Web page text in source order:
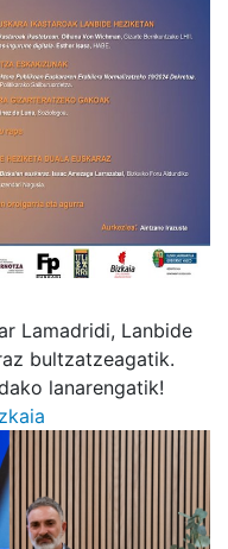
Lamadridi, Lanbide
bultzatzeagatik.
lanarengatik!